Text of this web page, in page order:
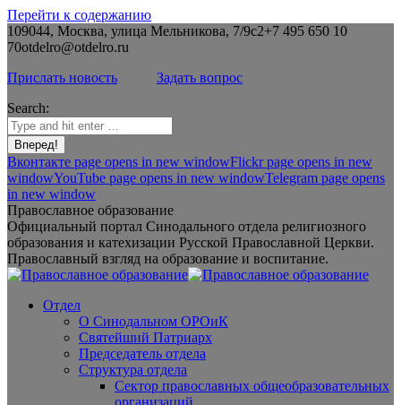
Перейти к содержанию
109044, Москва, улица Мельникова, 7/9с2+7 495 650 10
70otdelro@otdelro.ru
Прислать новость
Задать вопрос
Search:
Вконтакте page opens in new windowFlickr page opens in new
windowYouTube page opens in new windowTelegram page opens
in new window
Православное образование
Официальный портал Синодального отдела религиозного
образования и катехизации Русской Православной Церкви.
Православный взгляд на образование и воспитание.
Отдел
О Синодальном ОРОиК
Святейший Патриарх
Председатель отдела
Структура отдела
Сектор православных общеобразовательных
организаций